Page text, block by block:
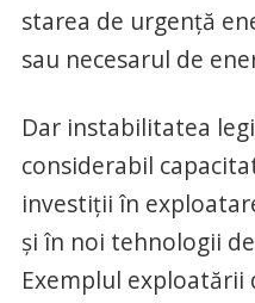
starea de urgență
sau necesarul de
Dar instabilitatea
considerabil
investiții în
și în noi tehnologii
Exemplul exploatării